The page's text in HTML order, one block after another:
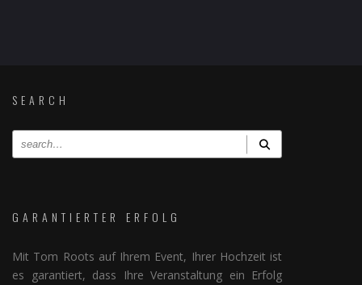
SEARCH
GARANTIERTER ERFOLG
Mit Tom Roots auf Ihrem Event, Ihrer Hochzeit ist
es garantiert, dass Ihre Veranstaltung ein Erfolg